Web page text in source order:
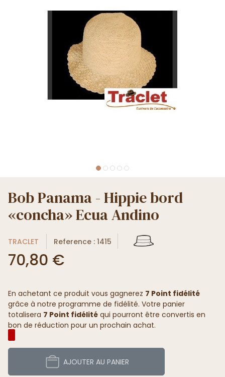
Bob Panama - Hippie bord
«concha» Ecua Andino
TRACLET Reference : 1415
70,80 €
En achetant ce produit vous gagnerez 7 Point fidélité
grâce à notre programme de fidélité. Votre panier
totalisera 7 Point fidélité qui pourront être convertis en
bon de réduction pour un prochain achat.
AJOUTER AU PANIER